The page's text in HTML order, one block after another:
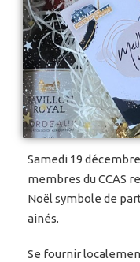
Samedi 19
membres du CCAS
Noël symbole de
ainés.
Se fournir